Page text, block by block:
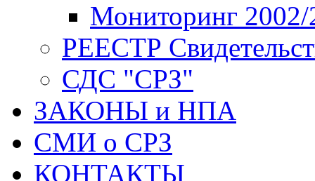
Мониторинг 2002/
РЕЕСТР
СДС "СРЗ"
ЗАКОНЫ и НПА
СМИ о СРЗ
КОНТАКТЫ